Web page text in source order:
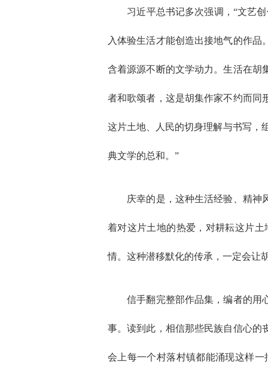
习近平总书记多次强调，“文艺创
入体验生活才能创造出接地气的作
含着源源不断的文学动力。生活在胡
者和歌颂者，这是胡集作家不约而同
这片土地、人民的切身理解与书写，
典文学的总和。”
庆幸的是，这种生活经验、精神风
着对这片土地的热爱，对耕耘这片
情。这种潜移默化的传承，一定会让
信手翻完整部作品集，编者的用心
事。读到此，相信那些民族自信心的
会上每一个村落村镇都能涌现这样